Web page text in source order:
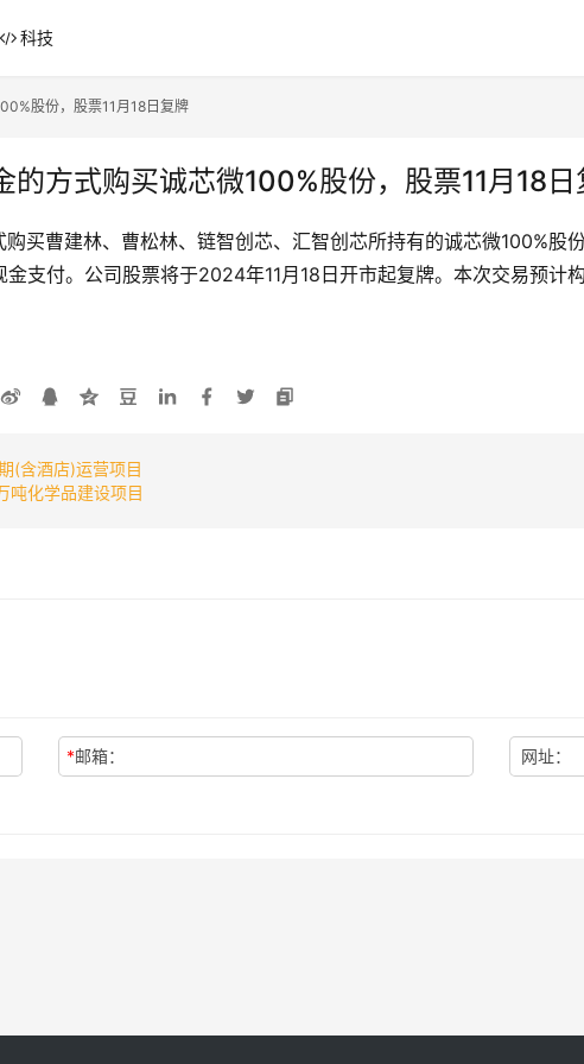
科技
股份，股票11月18日复牌
方式购买诚芯微100%股份，股票11月18日
买曹建林、曹松林、链智创芯、汇智创芯所持有的诚芯微100%股
支付。公司股票将于2024年11月18日开市起复牌。本次交易预计
(含酒店)运营项目
吨化学品建设项目
*邮箱： 网址：